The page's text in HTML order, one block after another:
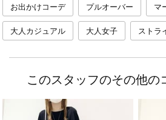
お出かけコーデ プルオーバー マ
大人カジュアル 大人女子 ストラ
このスタッフのその他の